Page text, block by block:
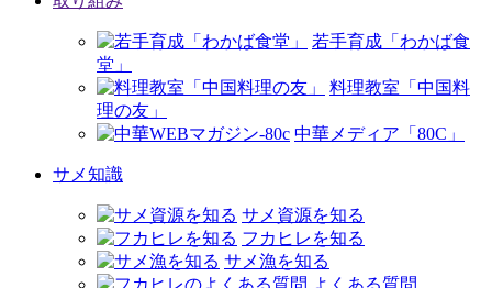
若手育成「わかば食
堂」
料理教室「中国料
理の友」
中華メディア「80C」
サメ知識
サメ資源を知る
フカヒレを知る
サメ漁を知る
よくある質問